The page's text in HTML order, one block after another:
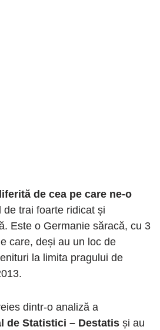
de cea pe care ne-o
de trai foarte ridicat și
Este o Germanie săracă, cu 3
care, deși au un loc de
la limita pragului de
dintr-o analiză a
de Statistici – Destatis și au